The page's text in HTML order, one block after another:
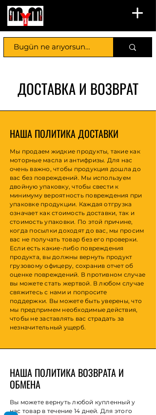
ДОСТАВКА И ВОЗВРАТ
НАША ПОЛИТИКА ДОСТАВКИ
Мы продаем жидкие продукты, такие как
моторные масла и антифризы. Для нас
очень важно, чтобы продукция дошла до
вас без повреждений. Мы используем
двойную упаковку, чтобы свести к
минимуму вероятность повреждения при
упаковке продукции. Каждая отгрузка
означает как стоимость доставки, так и
стоимость упаковки. По этой причине,
когда посылки доходят до вас, мы просим
вас не получать товар без его проверки.
Если есть какие-либо повреждения
продукта, вы должны вернуть продукт
грузовому офицеру, сохранив отчет об
оценке повреждений. В противном случае
вы можете стать жертвой. В любом случае
свяжитесь с нами и попросите
поддержки. Вы можете быть уверены, что
мы предпримем необходимые действия,
чтобы не заставлять вас страдать за
незначительный ущерб.
НАША ПОЛИТИКА ВОЗВРАТА И
ОБМЕНА
Вы можете вернуть любой купленный у
нас товар в течение 14 дней. Для этого